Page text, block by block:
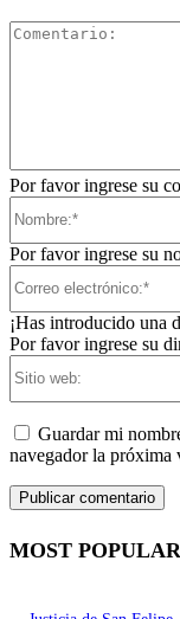
Por favor ingrese su
Por favor ingrese su
¡Has introducido una
Por favor ingrese su
Guardar mi
navegador la próxima
MOST POPULAR